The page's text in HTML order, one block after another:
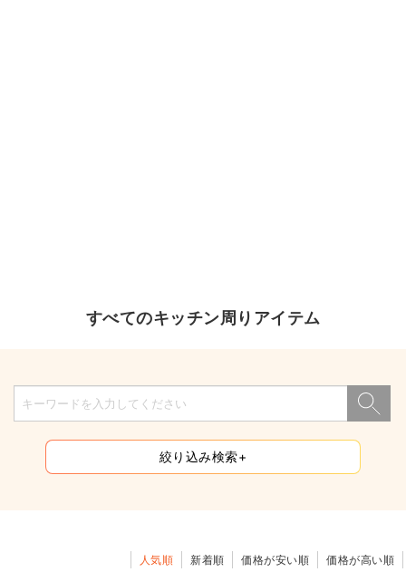
すべてのキッチン周りアイテム
絞り込み検索+
人気順 新着順 価格が安い順 価格が高い順